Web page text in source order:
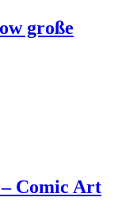
große
Comic Art